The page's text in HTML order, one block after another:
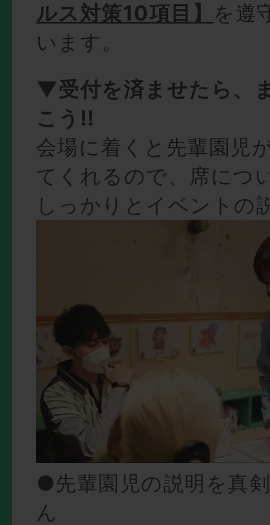
ルス対策10項目】 を遵
います。
▼受付を済ませたら、
こう!!
会場に着くと先輩園児
てくれるので、席につ
しっかりとイベントの
●先輩園児の説明を真
ん